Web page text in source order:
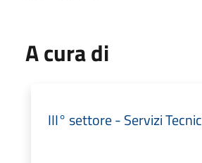
A cura di
III° settore - Servizi